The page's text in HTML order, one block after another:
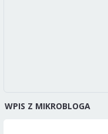
WPIS Z MIKROBLOGA